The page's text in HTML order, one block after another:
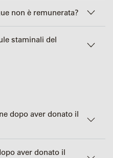
non è remunerata?
staminali del
dopo aver donato il
aver donato il